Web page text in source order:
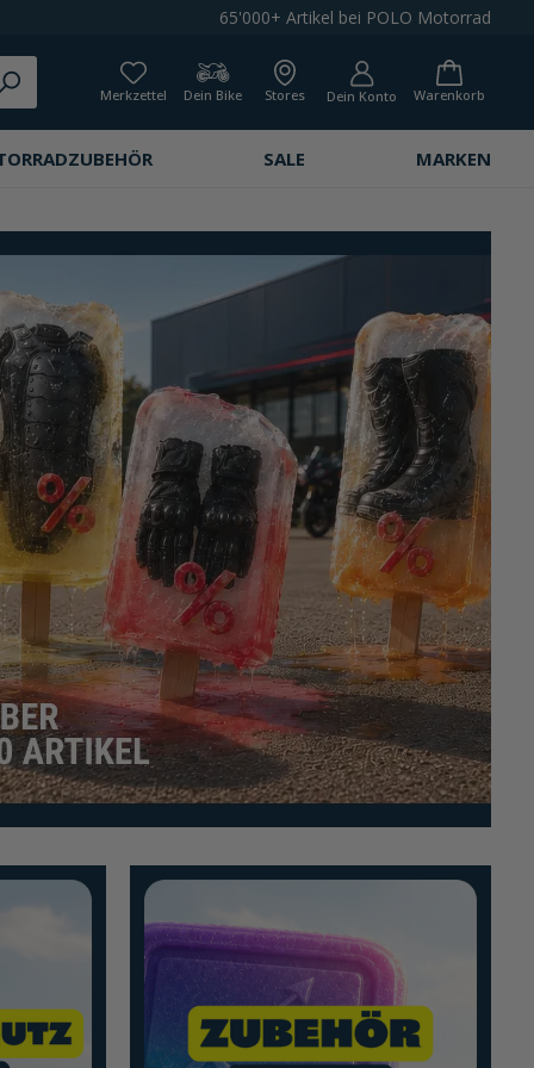
65'000+ Artikel bei POLO Motorrad
Merkzettel Dein Bike Stores Dein Konto Warenkorb
SALE MARKEN
Mehr erfahren